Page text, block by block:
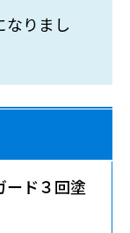
なりまし
ド３回塗